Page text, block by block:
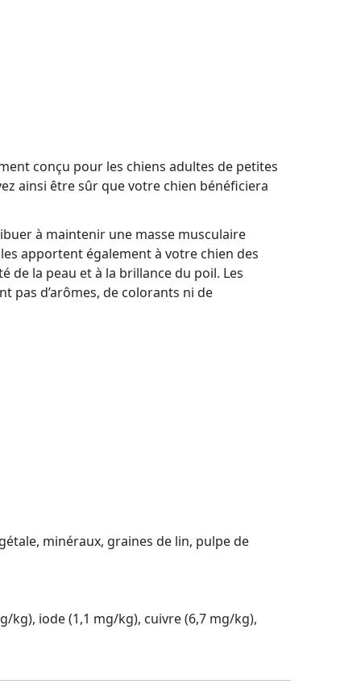
conçu pour les chiens adultes de petites
ainsi être sûr que votre chien bénéficiera
à maintenir une masse musculaire
apportent également à votre chien des
de la peau et à la brillance du poil. Les
pas d’arômes, de colorants ni de
minéraux, graines de lin, pulpe de
kg), iode (1,1 mg/kg), cuivre (6,7 mg/kg),